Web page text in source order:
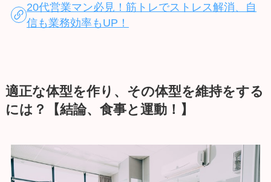
20代営業マン必見！筋トレでストレス解消、自
信も業務効率もUP！
適正な体型を作り、その体型を維持をする
には？
【結論、食事と運動！】